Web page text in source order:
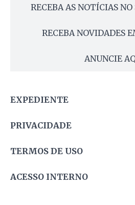
RECEBA AS NOTÍCIAS
RECEBA NOVIDADES
ANUNCIE
EXPEDIENTE
PRIVACIDADE
TERMOS DE USO
ACESSO INTERNO